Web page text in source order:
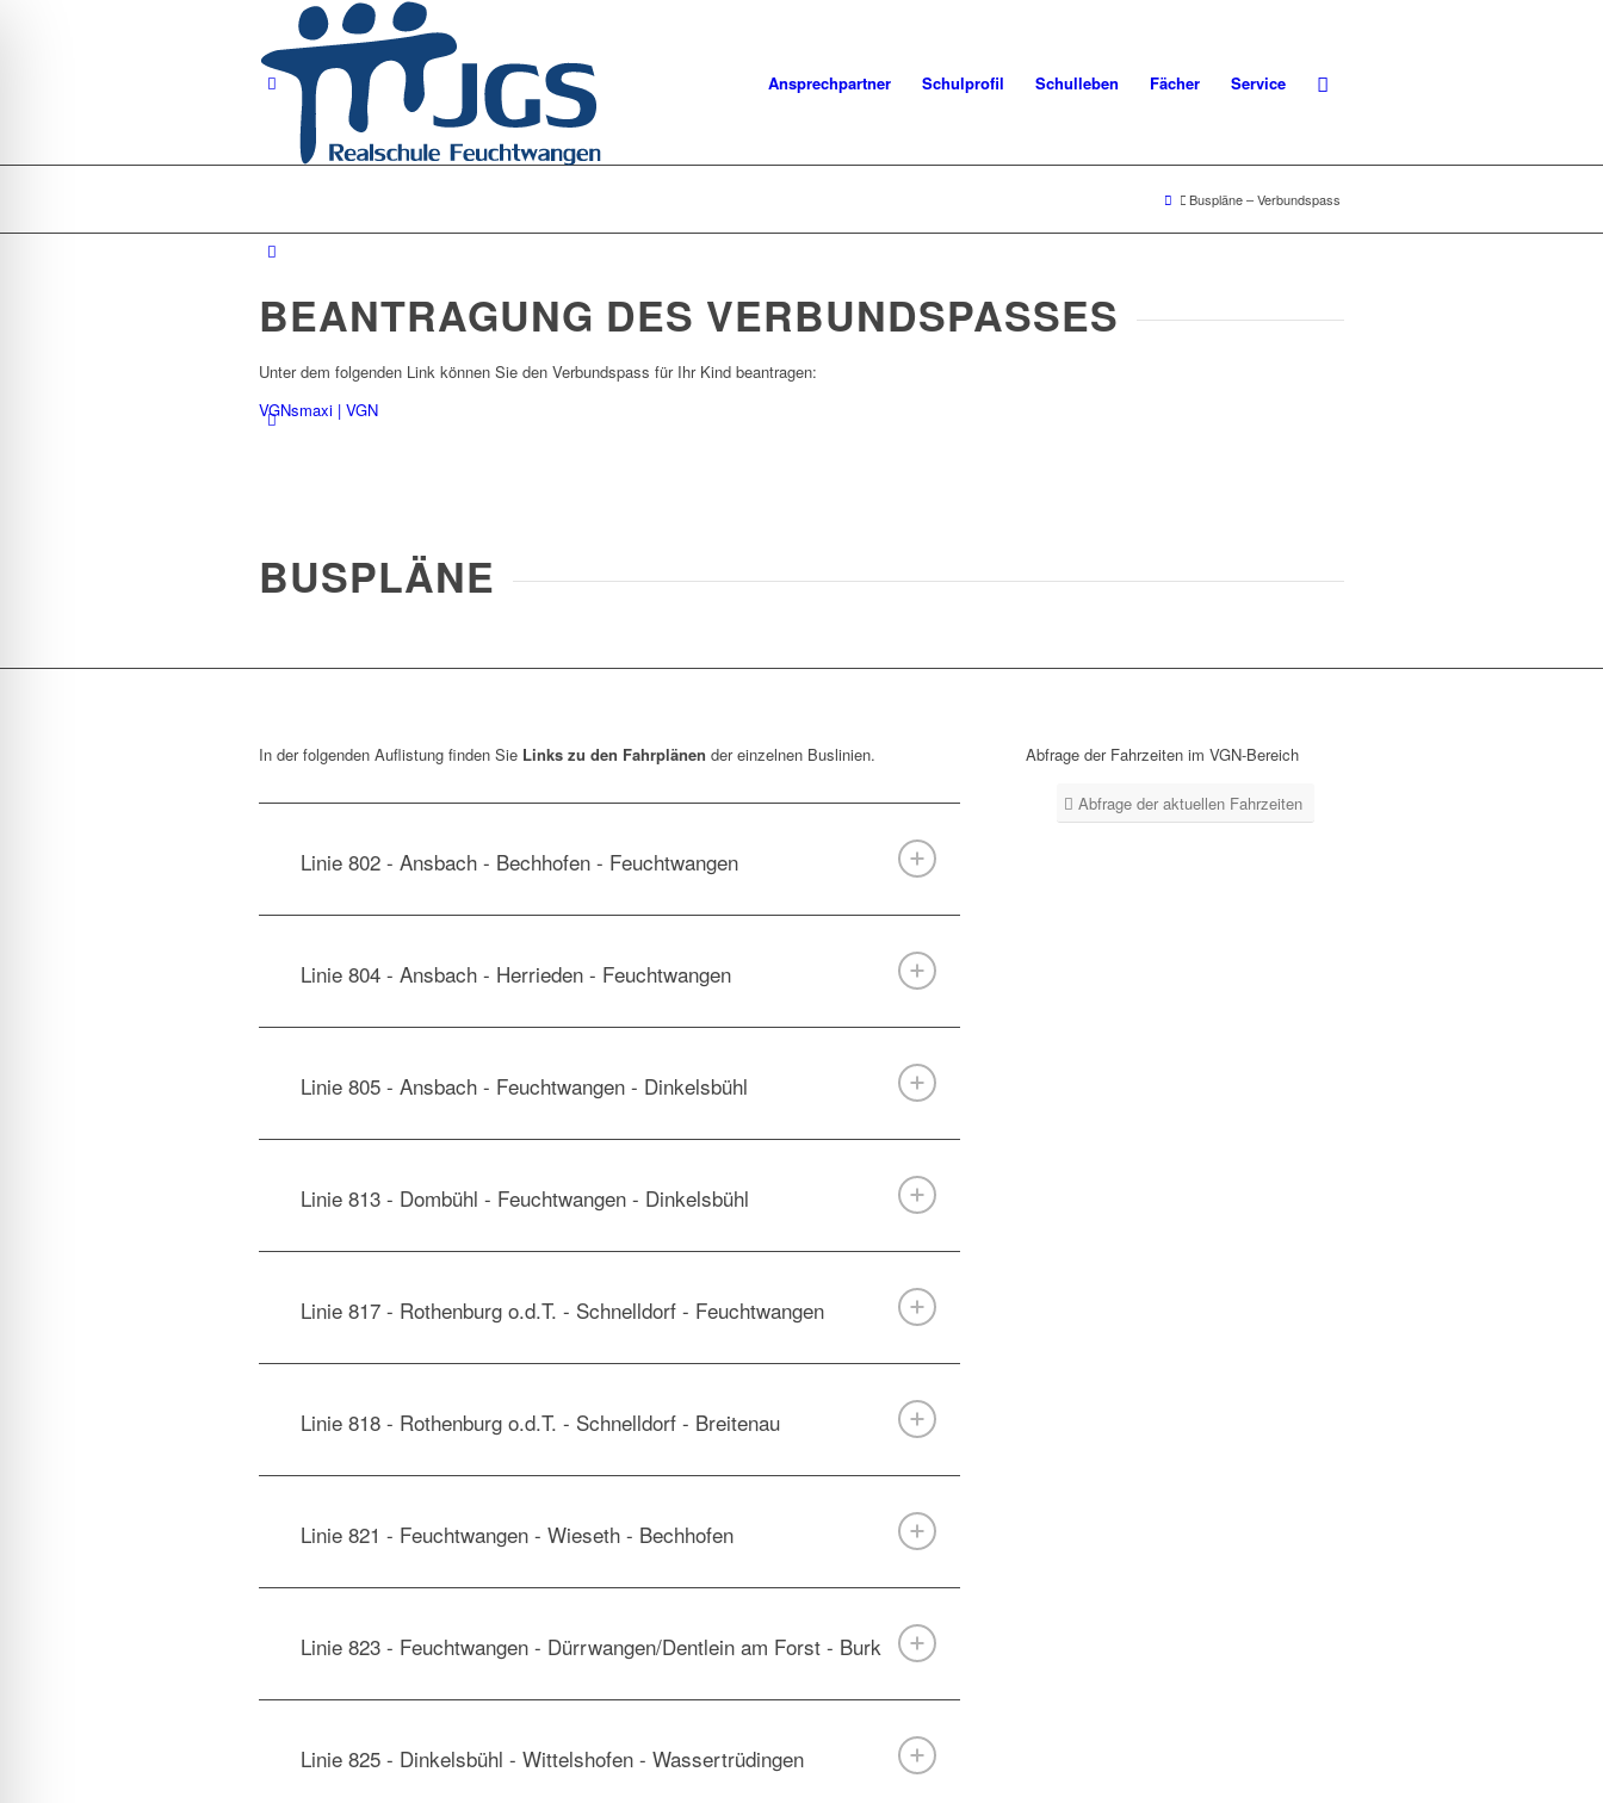
Ansprechpartner Schulprofil Schulleben Fächer Service
Buspläne – Verbundspass
BEANTRAGUNG DES VERBUNDSPASSES
Unter dem folgenden Link können Sie den Verbundspass für Ihr Kind beantragen:
VGNsmaxi | VGN
BUSPLÄNE
In der folgenden Auflistung finden Sie Links zu den Fahrplänen der einzelnen Buslinien.
Linie 802 - Ansbach - Bechhofen - Feuchtwangen
Linie 804 - Ansbach - Herrieden - Feuchtwangen
Linie 805 - Ansbach - Feuchtwangen - Dinkelsbühl
Linie 813 - Dombühl - Feuchtwangen - Dinkelsbühl
Linie 817 - Rothenburg o.d.T. - Schnelldorf - Feuchtwangen
Linie 818 - Rothenburg o.d.T. - Schnelldorf - Breitenau
Linie 821 - Feuchtwangen - Wieseth - Bechhofen
Linie 823 - Feuchtwangen - Dürrwangen/Dentlein am Forst - Burk
Linie 825 - Dinkelsbühl - Wittelshofen - Wassertrüdingen
Abfrage der Fahrzeiten im VGN-Bereich
Abfrage der aktuellen Fahrzeiten